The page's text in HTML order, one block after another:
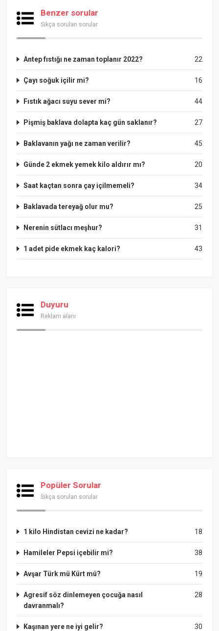
Benzer sorular
Sıkça sorulan sorular
22
Antep fıstığı ne zaman toplanır 2022?
16
Çayı soğuk içilir mi?
44
Fıstık ağacı suyu sever mi?
27
Pişmiş baklava dolapta kaç gün saklanır?
45
Baklavanın yağı ne zaman verilir?
20
Günde 2 ekmek yemek kilo aldırır mı?
34
Saat kaçtan sonra çay içilmemeli?
25
Baklavada tereyağ olur mu?
31
Nerenin sütlacı meşhur?
43
1 adet pide ekmek kaç kalori?
Duyuru
Reklam alanı
Popüler Sorular
Sıkça sorulan sorular
18
1 kilo Hindistan cevizi ne kadar?
38
Hamileler Pepsi içebilir mi?
19
Avşar Türk mü Kürt mü?
28
Agresif söz dinlemeyen çocuğa nasıl
davranmalı?
30
Kaşınan yere ne iyi gelir?